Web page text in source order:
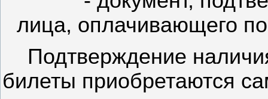
лица, оплачивающего
Подтверждение
билеты приобретаются